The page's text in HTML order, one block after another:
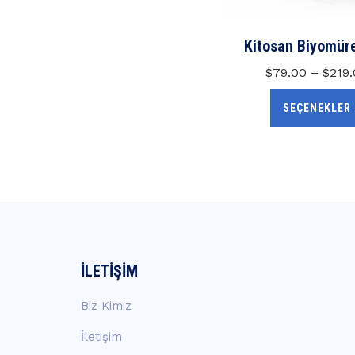
Kitosan
$79.00 – $
SEÇENEKLER
İLETIŞIM
Biz Kimiz
İletişim